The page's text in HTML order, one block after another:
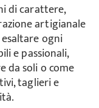
di carattere,
artigianale
ogni
e passionali,
da soli o come
taglieri e